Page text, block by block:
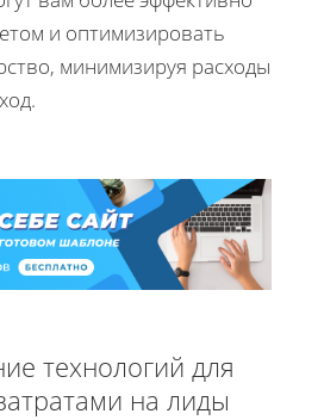
и оптимизировать
минимизируя расходы
технологий для
на лиды